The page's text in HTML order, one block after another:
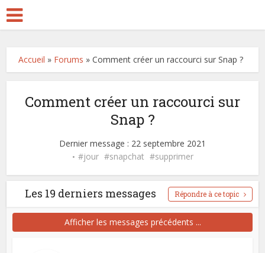
Accueil » Forums »Comment créer un raccourci sur Snap ?
Comment créer un raccourci sur
Snap ?
Dernier message : 22 septembre 2021
jour
snapchat supprimer
Les 19 derniers messages Répondre à ce topic
Afficher les messages précédents ...